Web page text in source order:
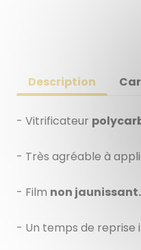
Description
- Vitrificateur
- Très agréable à
- Film non jaunissant.
- Un temps de reprise